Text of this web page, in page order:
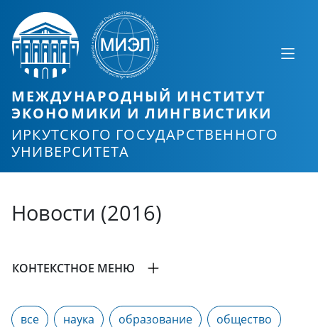
МЕЖДУНАРОДНЫЙ ИНСТИТУТ
ЭКОНОМИКИ И ЛИНГВИСТИКИ
ИРКУТСКОГО ГОСУДАРСТВЕННОГО
УНИВЕРСИТЕТА
Новости (2016)
КОНТЕКСТНОЕ МЕНЮ
все наука образование общество